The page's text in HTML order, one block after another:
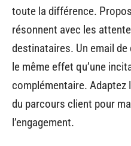
toute la différence.
résonnent avec les
destinataires. Un email de
le même effet qu’une
complémentaire. Adaptez
du parcours client pour
l’engagement.